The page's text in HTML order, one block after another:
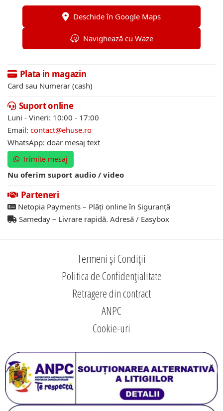
Deschide în Google Maps
Navighează cu Waze
Plata in magazin
Card sau Numerar (cash)
Suport online
Luni - Vineri: 10:00 - 17:00
Email: contact@ehuse.ro
WhatsApp: doar mesaj text
Trimite mesaj
Nu oferim suport audio / video
Parteneri
Netopia Payments – Plăți online în Siguranță
Sameday – Livrare rapidă. Adresă / Easybox
Termeni și Condiții
Politica de Confidențialitate
Retragere din contract
ANPC
Cookie-uri